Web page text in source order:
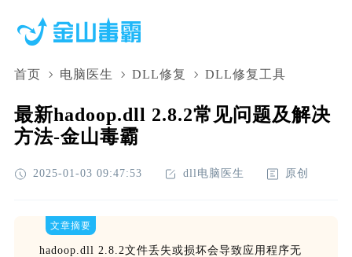
首页 电脑医生 DLL修复 DLL修复工具
最新hadoop.dll 2.8.2常见问题及解决
方法-金山毒霸
2025-01-03 09:47:53 dll电脑医生 原创
文章摘要
hadoop.dll 2.8.2文件丢失或损坏会导致应用程序无